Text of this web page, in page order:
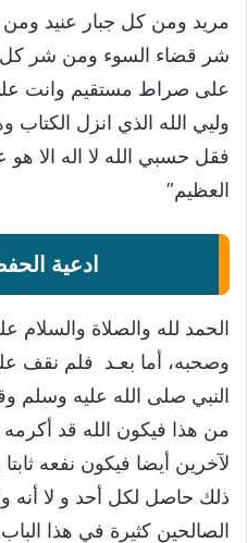
مريد ومن كل جبار عنيد
شر قضاء السوء ومن شر كل
على صراط مستقيم وانت
وليي الله الذي انزل الكتاب
فقل حسبي الله لا اله الا
العظيم”
ادعية
الحمد لله والصلاة والسلام
وصحبه، أما بعـد فلم نقف
النبي صلى الله عليه
من هذا فيكون الله قد
لآخرين أيضا فيكون نفعه
ذلك حاصل لكل أحد و لا أنه
الصالحين كثيرة في هذا